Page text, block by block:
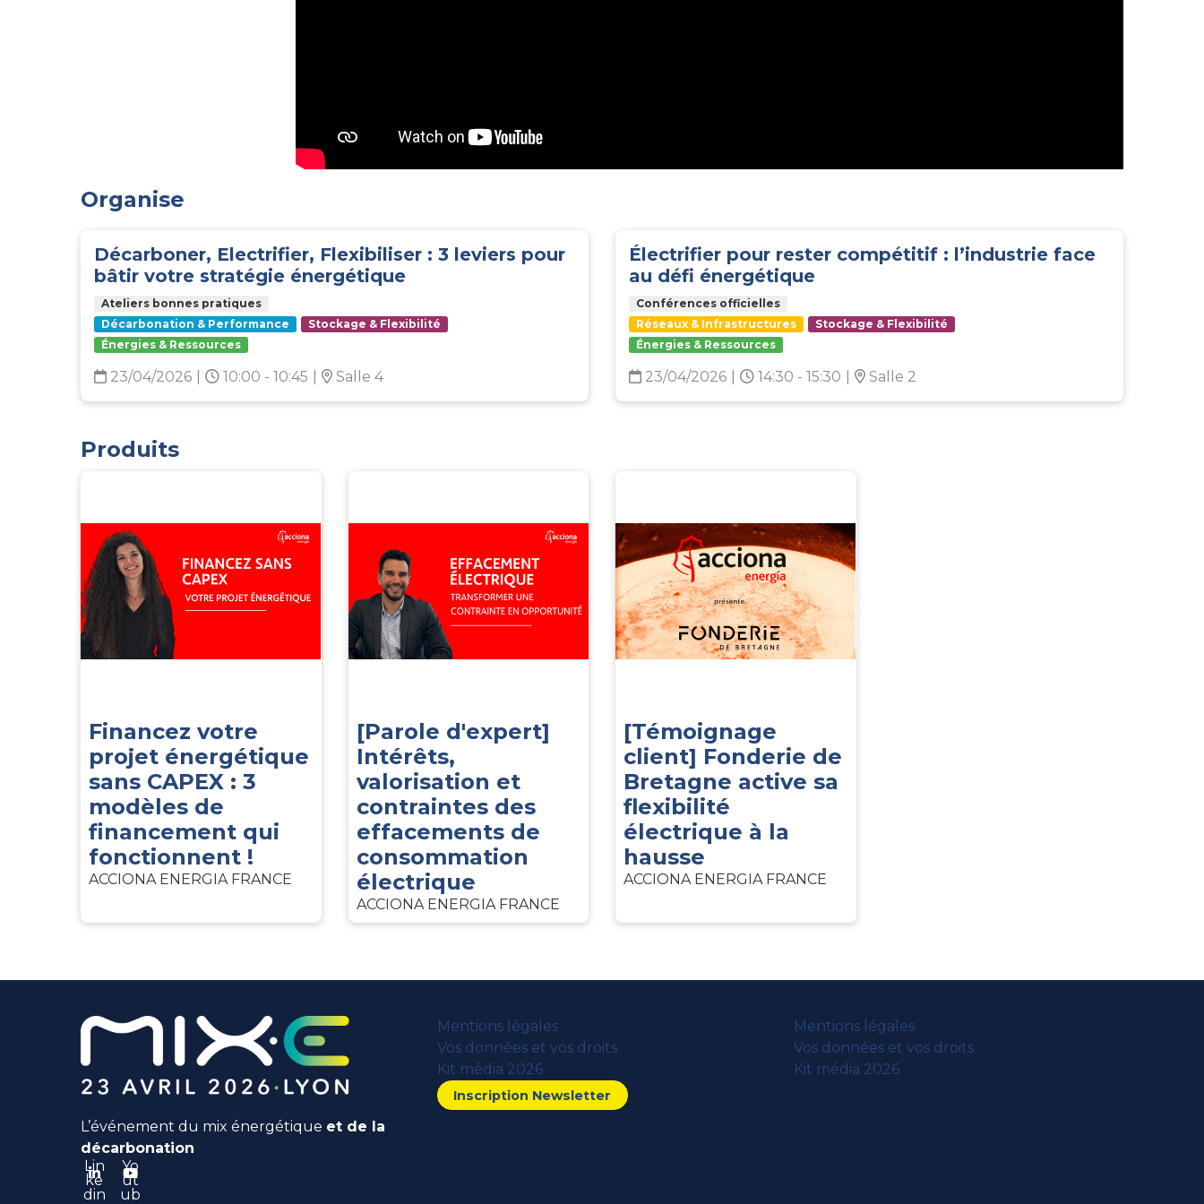
Organise
Décarboner, Electrifier, Flexibiliser : 3 leviers pour
bâtir votre stratégie énergétique
Ateliers bonnes pratiques
Décarbonation & Performance
Stockage & Flexibilité
Énergies & Ressources
23/04/2026 10:00 - 10:45 Salle 4
Électrifier pour rester compétitif : l’industrie face
au défi énergétique
Conférences officielles
Réseaux & Infrastructures
Stockage & Flexibilité
Énergies & Ressources
23/04/2026 14:30 - 15:30 Salle 2
Produits
Financez votre
projet énergétique
sans CAPEX : 3
modèles de
financement qui
fonctionnent !
ACCIONA ENERGIA FRANCE
[Parole d'expert]
Intérêts,
valorisation et
contraintes des
effacements de
consommation
électrique
ACCIONA ENERGIA FRANCE
[Témoignage
client] Fonderie de
Bretagne active sa
flexibilité
électrique à la
hausse
ACCIONA ENERGIA FRANCE
L’événement du mix énergétique et de la
décarbonation
Lin
ke
din
Yo
ut
ub
Mentions légales
Vos données et vos droits
Kit média 2026
Inscription Newsletter
Mentions légales
Vos données et vos droits
Kit média 2026